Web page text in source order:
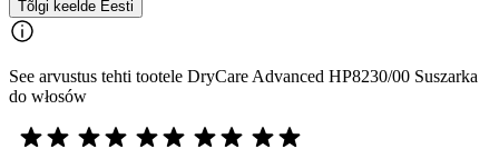
Tõlgi keelde Eesti
See arvustus tehti tootele DryCare Advanced HP8230/00 Suszarka
do włosów